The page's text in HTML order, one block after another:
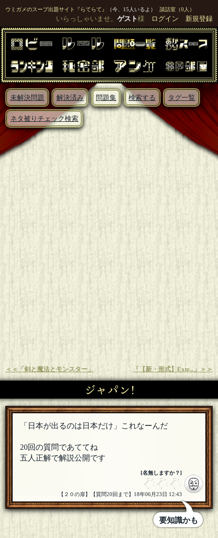
ウミガメのスープ出題サイト『らてらて』 （今、15人いるよ） 談話室（0人）
いらっしゃいませ。 ゲスト様 ログイン 新規登録
未解決問題 解決済み 問題集 検索する タグ一覧
ネタ被りチェック検索
＜＜「剣と魔法とモンスター」 「【新・形式】Extr...」＞＞
ジャパン!
「日本が出るのは日本だけ」これなーんだ
20回の質問であててね
五人正解で解説公開です
[名無しますか？]
【２０の扉】【質問20回まで】18年06月23日 12:43
要知識かも